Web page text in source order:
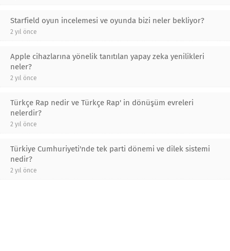
Starfield oyun incelemesi ve oyunda bizi neler bekliyor?
2 yıl önce
Apple cihazlarına yönelik tanıtılan yapay zeka yenilikleri
neler?
2 yıl önce
Türkçe Rap nedir ve Türkçe Rap' in dönüşüm evreleri
nelerdir?
2 yıl önce
Türkiye Cumhuriyeti'nde tek parti dönemi ve dilek sistemi
nedir?
2 yıl önce